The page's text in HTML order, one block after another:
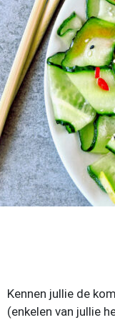
Kennen jullie de
(enkelen van jullie